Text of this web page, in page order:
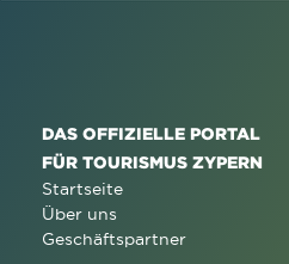
DAS OFFIZIELLE PORTAL
FÜR TOURISMUS ZYPERN
Startseite
Über uns
Geschäftspartner